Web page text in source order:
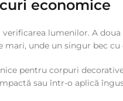
economice
lumenilor. A
unde un singur bec
pentru corpuri
sau într-o aplică